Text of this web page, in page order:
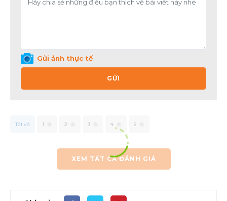
Gửi ảnh thực tế
GỬI
Tất cả 1 2 3 4 5
XEM TẤT CẢ ĐÁNH GIÁ